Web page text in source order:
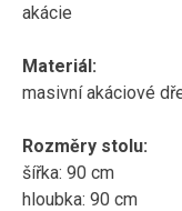
akácie
Materiál:
masivní akáciové
Rozměry stolu:
šířka: 90 cm
hloubka: 90 cm